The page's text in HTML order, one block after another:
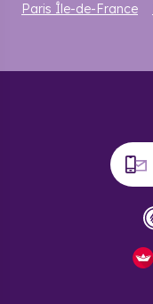
Paris Île-de-France